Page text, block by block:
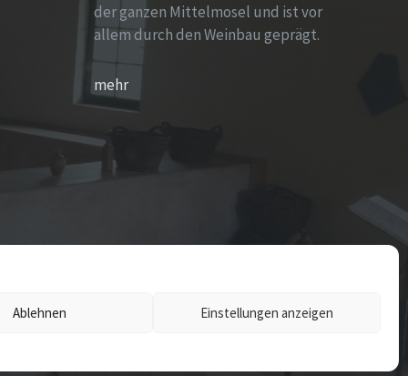
Ablehnen Einstellungen anzeigen
der ganzen Mittelmosel und ist vor
allem durch den Weinbau geprägt.
mehr